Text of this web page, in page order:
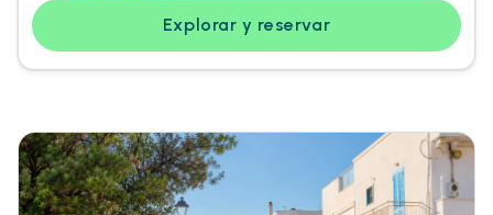
Explorar y reservar